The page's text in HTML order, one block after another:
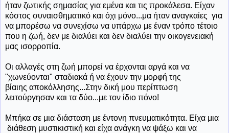
ήταν ζωτικής σημασίας για εμένα και τις προκάλεσα. Είχαν
κόστος συναισθηματικό και όχι μόνο...μα ήταν αναγκαίες για
να μπορέσω να συνεχίσω να υπάρχω με έναν τρόπο τέτοιο
που η ζωή, δεν με διαλύει και δεν διαλύει την οικογενειακή
μας ισορροπία.
Οι αλλαγές στη ζωή μπορεί να έρχονται αργά και να
"χωνεύονται" σταδιακά ή να έχουν την μορφή της
βίαιης αποκόλλησης...Στην δική μου περίπτωση
λειτούργησαν και τα δύο...με τον ίδιο πόνο!
Μπήκα σε μια διάσταση με έντονη πνευματικότητα. Είχα μια
διάθεση μυστικιστική και είχα ανάγκη να ψάξω και να